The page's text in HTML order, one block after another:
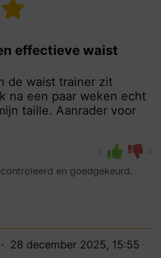
effectieve waist
de waist trainer zit
na een paar weken echt
taille. Aanrader voor
0 0
en goedgekeurd.
28 december 2025, 15:55